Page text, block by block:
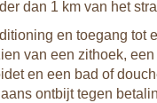
dan 1 km van het
en toegang tot
van een zithoek,
en een bad of
ontbijt tegen